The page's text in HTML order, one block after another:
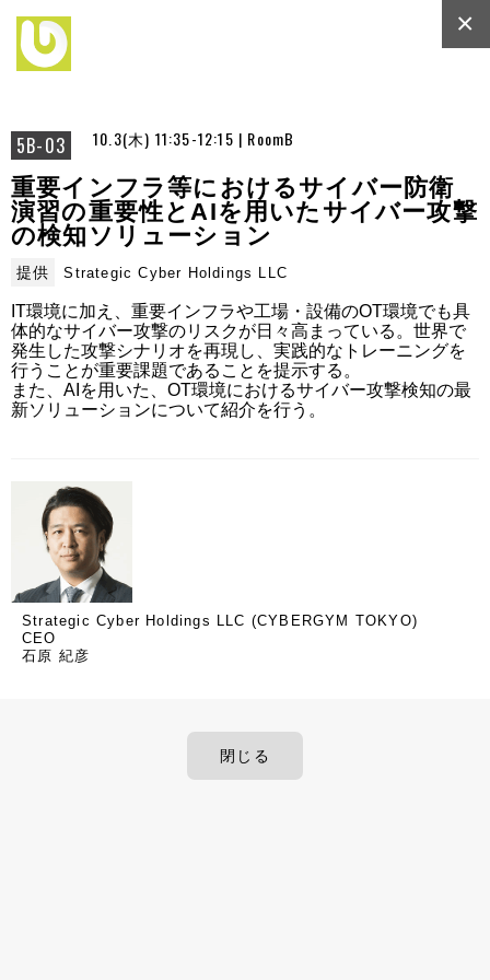
5B-03 10.3(木) 11:35-12:15 | RoomB
×
重要インフラ等におけるサイバー防衛
演習の重要性とAIを用いたサイバー攻撃
の検知ソリューション
提供 Strategic Cyber Holdings LLC
IT環境に加え、重要インフラや工場・設備のOT環境でも具
体的なサイバー攻撃のリスクが日々高まっている。世界で
発生した攻撃シナリオを再現し、実践的なトレーニングを
行うことが重要課題であることを提示する。
また、AIを用いた、OT環境におけるサイバー攻撃検知の最
新ソリューションについて紹介を行う。
Strategic Cyber Holdings LLC (CYBERGYM TOKYO)
CEO
石原 紀彦
閉じる